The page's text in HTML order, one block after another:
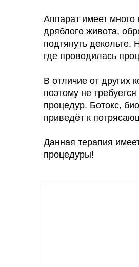
Аппарат имеет
дряблого живота,
подтянуть
где проводилась
В отличие от других
поэтому не
процедур. Ботокс,
приведёт к
Данная терапия
процедуры!